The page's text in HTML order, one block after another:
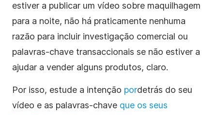
estiver a publicar um vídeo sobre maquilhagem
para a noite, não há praticamente nenhuma
razão para incluir investigação comercial ou
palavras-chave transaccionais se não estiver a
ajudar a vender alguns produtos, claro.
Por isso, estude a intenção pordetrás do seu
vídeo e as palavras-chave que os seus